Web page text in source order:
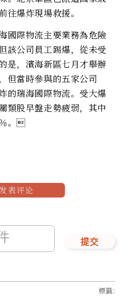
往爆炸現場救援。
國際物流主要業務為危險
該公司員工踢爆，從未受
是，濱海新區七月才舉辦
但當時參與的五家公司
的瑞海國際物流。受大爆
類股早盤走勢疲弱，其中
。
发表评论
提交
標籤: